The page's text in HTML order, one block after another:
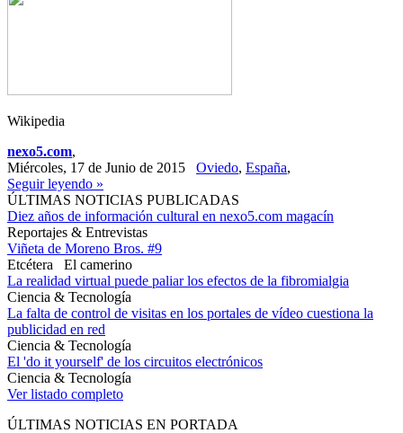
Wikipedia
nexo5.com,
Miércoles, 17 de Junio de 2015 Oviedo, España,
Seguir leyendo »
ÚLTIMAS NOTICIAS PUBLICADAS
Diez años de información cultural en nexo5.com magacín
Reportajes & Entrevistas
Viñeta de Moreno Bros. #9
Etcétera
El camerino
La realidad virtual puede paliar los efectos de la fibromialgia
Ciencia & Tecnología
La falta de control de visitas en los portales de vídeo cuestiona la
publicidad en red
Ciencia & Tecnología
El 'do it yourself' de los circuitos electrónicos
Ciencia & Tecnología
Ver listado completo
ÚLTIMAS NOTICIAS EN PORTADA